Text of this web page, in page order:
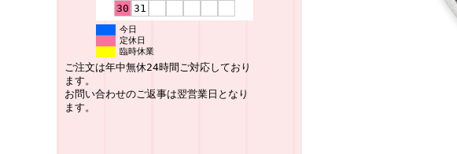
30 31
今日
定休日
臨時休業
ご注文は年中無休24時間ご対応しており
ます。
お問い合わせのご返事は翌営業日となり
ます。